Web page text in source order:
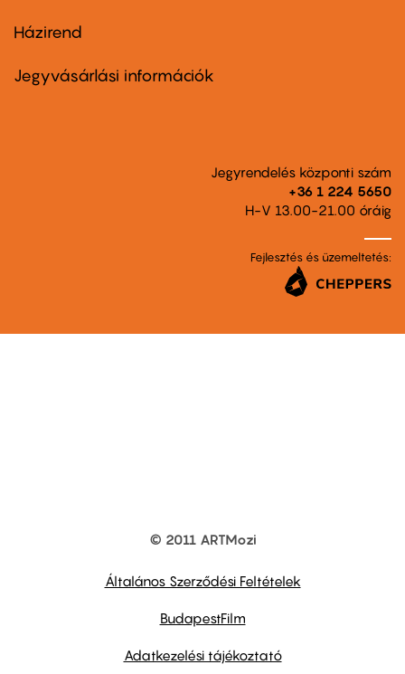
Footer
second
Házirend
Jegyvásárlási információk
Jegyrendelés központi szám
+36 1 224 5650
H-V 13.00-21.00 óráig
Fejlesztés és üzemeltetés:
© 2011 ARTMozi
Általános Szerződési Feltételek
BudapestFilm
Adatkezelési tájékoztató